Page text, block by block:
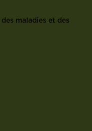
maladies et des